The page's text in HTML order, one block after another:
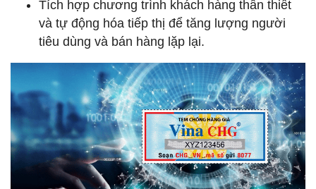
Tích hợp chương trình khách hàng thân thiết
và tự động hóa tiếp thị để tăng lượng người
tiêu dùng và bán hàng lặp lại.